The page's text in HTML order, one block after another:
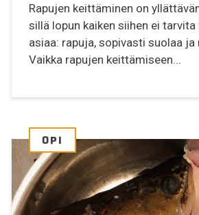
Rapujen keittäminen on
sillä lopun kaiken siihen ei tarvita
asiaa: rapuja, sopivasti suolaa
Vaikka rapujen keittämiseen...
OPI